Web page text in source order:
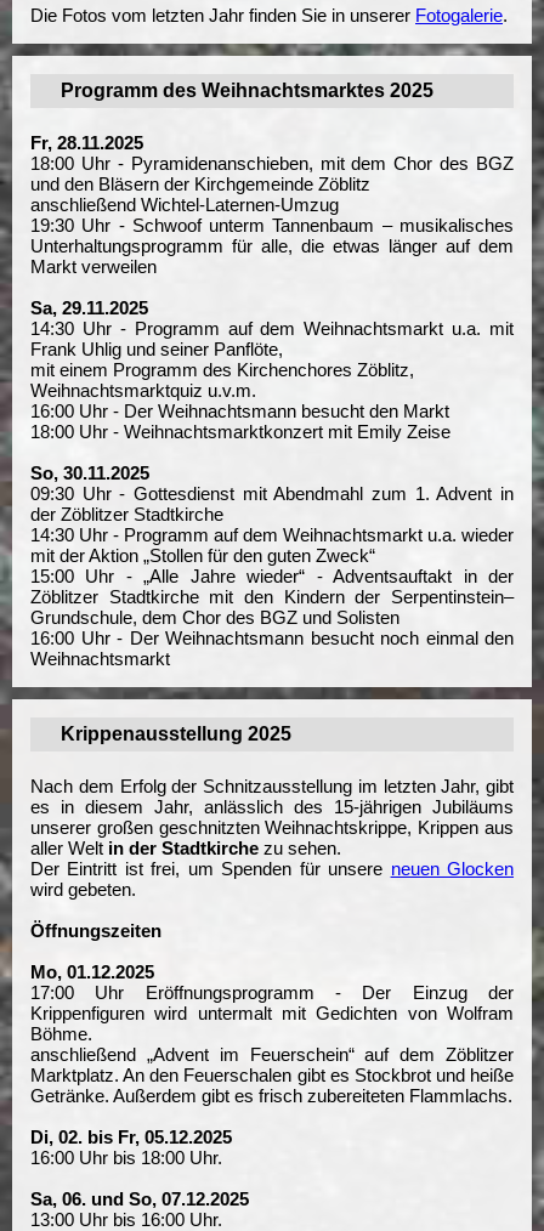
Die Fotos vom letzten Jahr finden Sie in unserer Fotogalerie.
Programm des Weihnachtsmarktes 2025
Fr, 28.11.2025
18:00 Uhr - Pyramidenanschieben, mit dem Chor des BGZ
und den Bläsern der Kirchgemeinde Zöblitz
anschließend Wichtel-Laternen-Umzug
19:30 Uhr - Schwoof unterm Tannenbaum – musikalisches
Unterhaltungsprogramm für alle, die etwas länger auf dem
Markt verweilen
Sa, 29.11.2025
14:30 Uhr - Programm auf dem Weihnachtsmarkt u.a. mit
Frank Uhlig und seiner Panflöte,
mit einem Programm des Kirchenchores Zöblitz,
Weihnachtsmarktquiz u.v.m.
16:00 Uhr - Der Weihnachtsmann besucht den Markt
18:00 Uhr - Weihnachtsmarktkonzert mit Emily Zeise
So, 30.11.2025
09:30 Uhr - Gottesdienst mit Abendmahl zum 1. Advent in
der Zöblitzer Stadtkirche
14:30 Uhr - Programm auf dem Weihnachtsmarkt u.a. wieder
mit der Aktion „Stollen für den guten Zweck“
15:00 Uhr - „Alle Jahre wieder“ - Adventsauftakt in der
Zöblitzer Stadtkirche mit den Kindern der Serpentinstein–
Grundschule, dem Chor des BGZ und Solisten
16:00 Uhr - Der Weihnachtsmann besucht noch einmal den
Weihnachtsmarkt
Krippenausstellung 2025
Nach dem Erfolg der Schnitzausstellung im letzten Jahr, gibt
es in diesem Jahr, anlässlich des 15-jährigen Jubiläums
unserer großen geschnitzten Weihnachtskrippe, Krippen aus
aller Welt in der Stadtkirche zu sehen.
Der Eintritt ist frei, um Spenden für unsere neuen Glocken
wird gebeten.
Öffnungszeiten
Mo, 01.12.2025
17:00 Uhr Eröffnungsprogramm - Der Einzug der
Krippenfiguren wird untermalt mit Gedichten von Wolfram
Böhme.
anschließend „Advent im Feuerschein“ auf dem Zöblitzer
Marktplatz. An den Feuerschalen gibt es Stockbrot und heiße
Getränke. Außerdem gibt es frisch zubereiteten Flammlachs.
Di, 02. bis Fr, 05.12.2025
16:00 Uhr bis 18:00 Uhr.
Sa, 06. und So, 07.12.2025
13:00 Uhr bis 16:00 Uhr.